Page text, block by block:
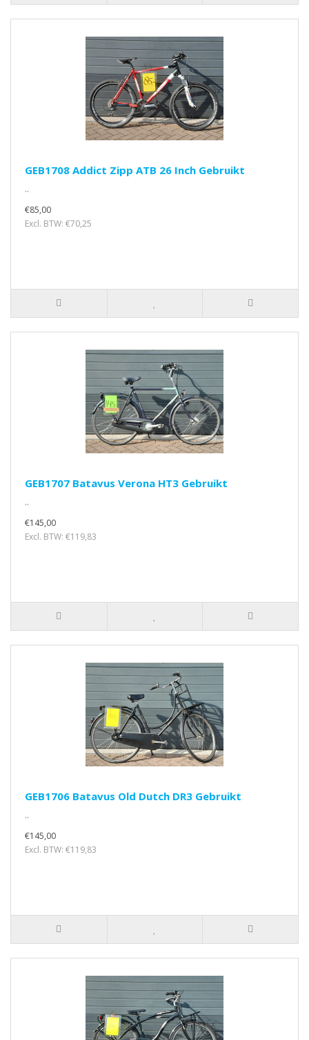
GEB1708 Addict Zipp ATB 26 Inch Gebruikt
..
€85,00
Excl. BTW: €70,25
GEB1707 Batavus Verona HT3 Gebruikt
..
€145,00
Excl. BTW: €119,83
GEB1706 Batavus Old Dutch DR3 Gebruikt
..
€145,00
Excl. BTW: €119,83